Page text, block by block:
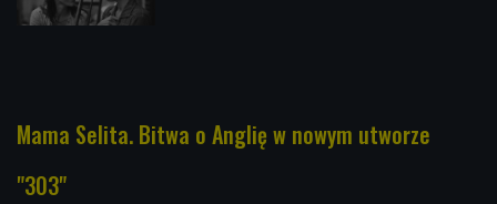
Mama Selita. Bitwa o Anglię w nowym utworze
"303"